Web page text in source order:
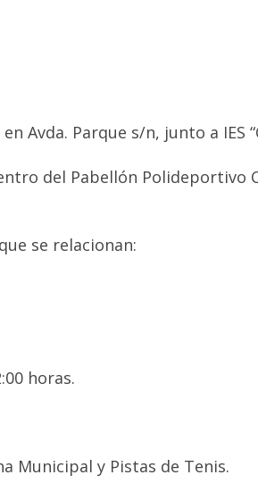
Avda. Parque s/n, junto a IES
del Pabellón Polideportivo
se relacionan:
horas.
Municipal y Pistas de Tenis.